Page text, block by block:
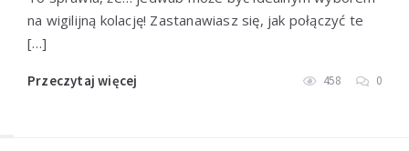
na wigilijną kolację! Zastanawiasz się, jak połączyć te
[…]
Przeczytaj więcej 458 0